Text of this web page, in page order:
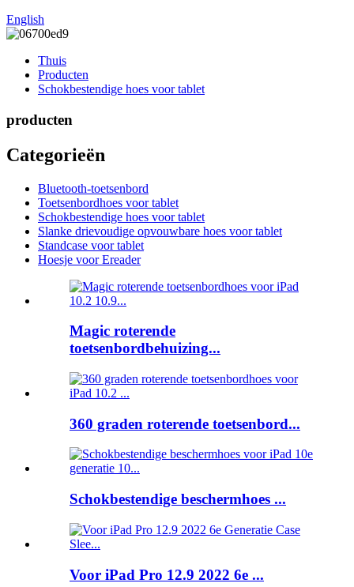
English
Thuis
Producten
Schokbestendige hoes voor tablet
producten
Categorieën
Bluetooth-toetsenbord
Toetsenbordhoes voor tablet
Schokbestendige hoes voor tablet
Slanke drievoudige opvouwbare hoes voor tablet
Standcase voor tablet
Hoesje voor Ereader
Magic roterende
toetsenbordbehuizing...
360 graden roterende toetsenbord...
Schokbestendige beschermhoes ...
Voor iPad Pro 12.9 2022 6e ...